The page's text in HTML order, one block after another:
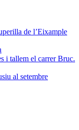
de l’Eixample
i tallem el carrer Bruc.
al setembre